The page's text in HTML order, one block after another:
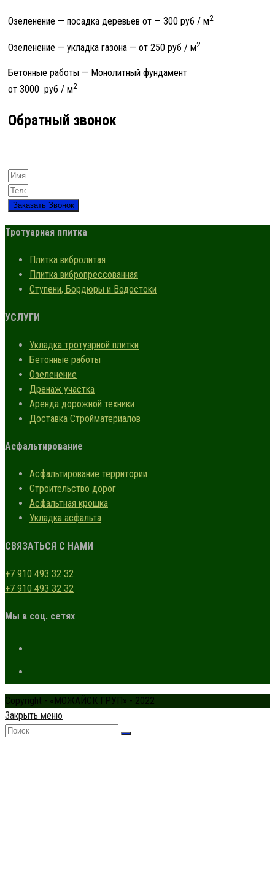
Озеленение — посадка деревьев от — 300 руб / м2
Озеленение — укладка газона — от 250 руб / м2
Бетонные работы — Монолитный фундамент
от 3000 руб / м2
Обратный звонок
Заказать Звонок
Тротуарная плитка
Плитка вибролитая
Плитка вибропрессованная
Ступени, Бордюры и Водостоки
УСЛУГИ
Укладка тротуарной плитки
Бетонные работы
Озеленение
Дренаж участка
Аренда дорожной техники
Доставка Стройматериалов
Асфальтирование
Асфальтирование территории
Строительство дорог
Асфальтная крошка
Укладка асфальта
СВЯЗАТЬСЯ С НАМИ
+7 910 493 32 32
+7 910 493 32 32
Мы в соц. сетях
Copyright - «МОЖАЙСК ГРУП» - 2022
Закрыть меню